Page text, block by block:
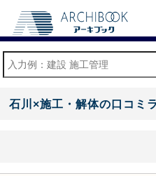
石川×施工・解体の口コミ